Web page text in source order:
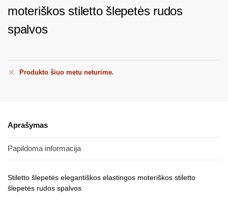
moteriškos stiletto šlepetės rudos
spalvos
Produkto šiuo metu neturime.
Aprašymas
Papildoma informacija
Stiletto šlepetės elegantiškos elastingos moteriškos stiletto
šlepetės rudos spalvos